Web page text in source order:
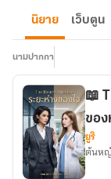
นิยาย เว็บตูน
นามปากกา
📖
ของ
ยูริ
ต้นห